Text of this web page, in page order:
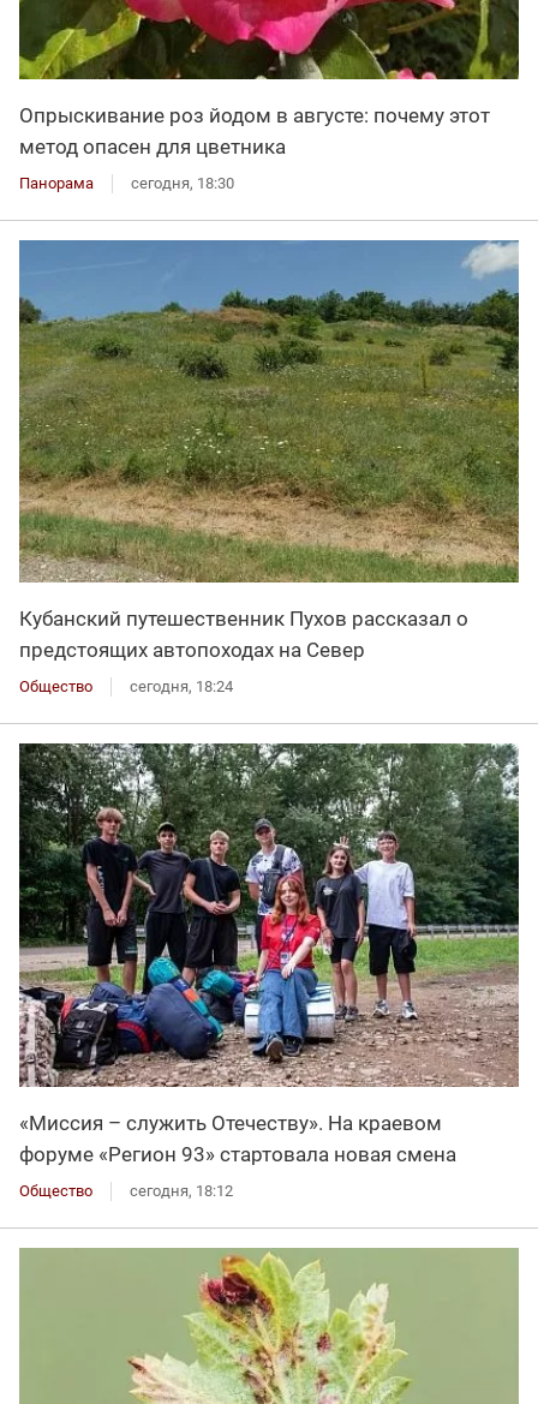
Опрыскивание роз йодом в августе: почему этот
метод опасен для цветника
Панорама сегодня, 18:30
Кубанский путешественник Пухов рассказал о
предстоящих автопоходах на Север
Общество сегодня, 18:24
«Миссия – служить Отечеству». На краевом
форуме «Регион 93» стартовала новая смена
Общество сегодня, 18:12